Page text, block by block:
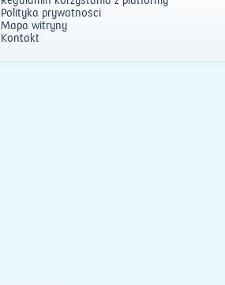
Polityka prywatności
Mapa witryny
Kontakt